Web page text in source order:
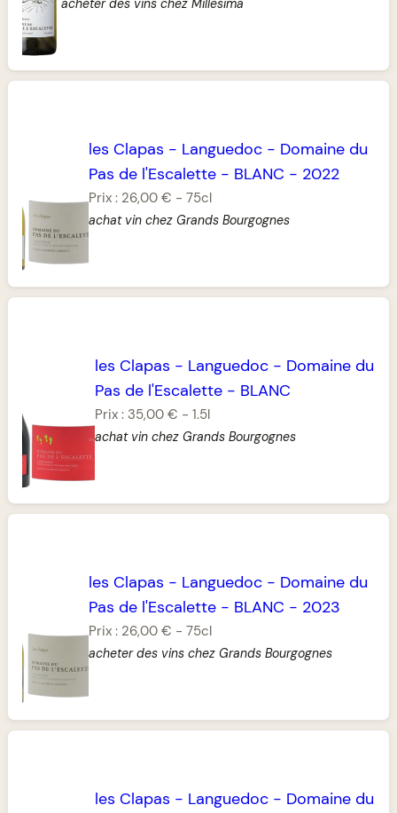
acheter des vins chez Millesima
les Clapas - Languedoc - Domaine du
Pas de l'Escalette - BLANC - 2022
Prix : 26,00 € - 75cl
achat vin chez Grands Bourgognes
les Clapas - Languedoc- Domaine du
Pas de l'Escalette- BLANC
Prix : 35,00 € - 1.5l
achat vin chez Grands Bourgognes
les Clapas - Languedoc- Domaine du
Pas de l'Escalette- BLANC - 2023
Prix : 26,00 € - 75cl
acheter des vins chez Grands Bourgognes
les Clapas - Languedoc- Domaine du